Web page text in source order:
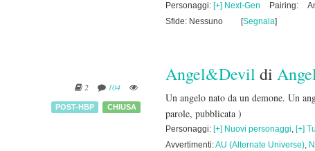
Personaggi: [+] Next-Gen Pairing:
Sfide: Nessuno
[Segnala]
2 104
POST-HBP CHIUSA
Angel&Devil di
Un angelo nato da un demone. Un
parole, pubblicata )
Personaggi: [+] Nuovi personaggi, [+]
Avvertimenti:AU (Alternate Universe),